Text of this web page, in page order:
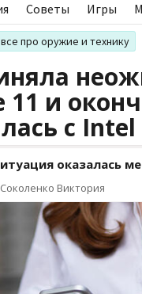
Советы Игры
про оружие и технику
11 и
с Intel
оказалась
Виктория